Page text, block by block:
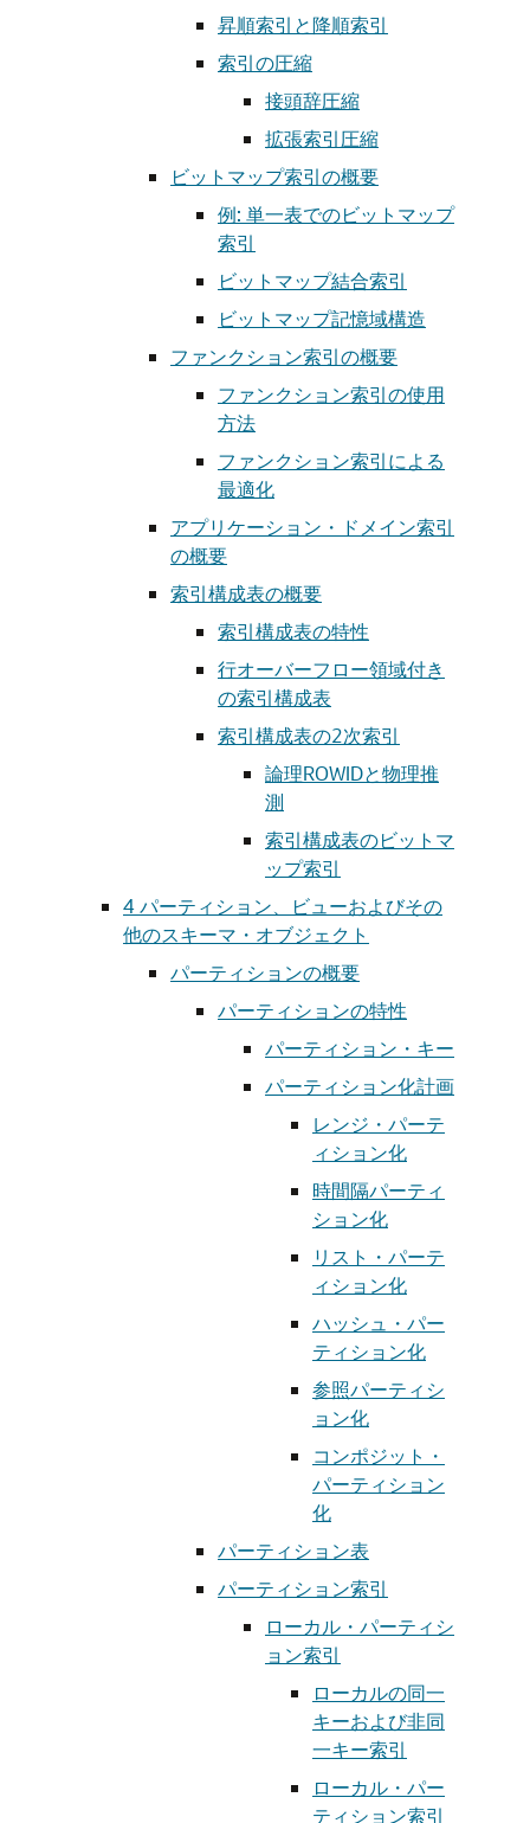
昇順索引と降順索引
索引の圧縮
接頭辞圧縮
拡張索引圧縮
ビットマップ索引の概要
例: 単一表でのビットマップ
索引
ビットマップ結合索引
ビットマップ記憶域構造
ファンクション索引の概要
ファンクション索引の使用
方法
ファンクション索引による
最適化
アプリケーション・ドメイン索引
の概要
索引構成表の概要
索引構成表の特性
行オーバーフロー領域付き
の索引構成表
索引構成表の2次索引
論理ROWIDと物理推
測
索引構成表のビットマ
ップ索引
4パーティション、ビューおよびその
他のスキーマ・オブジェクト
パーティションの概要
パーティションの特性
パーティション・キー
パーティション化計画
レンジ・パーテ
ィション化
時間隔パーティ
ション化
リスト・パーテ
ィション化
ハッシュ・パー
ティション化
参照パーティシ
ョン化
コンポジット・
パーティション
化
パーティション表
パーティション索引
ローカル・パーティシ
ョン索引
ローカルの同一
キーおよび非同
一キー索引
ローカル・パー
ティション索引